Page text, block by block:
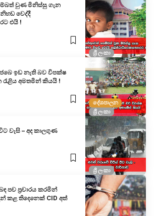
ශ්‍රී ලංකා
වුණ මිනිස්සු ගැන
වෙද්දී
එයි !
දේශපාලන
ශ්‍රී ලංකා
ඉඩ නැති බව විපක්ෂ
රැළිය අමතමින් කියයි !
ශ්‍රී ලංකා
වැසි – අද කාලගුණ
පච ප්‍රචාරය කරමි​න්
කළ තිදෙනෙක් CID අත්